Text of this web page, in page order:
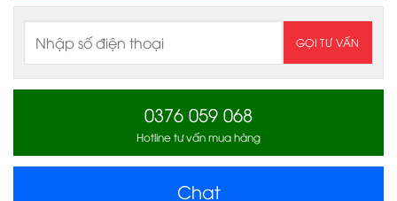
0376 059 068
Hotline tư vấn mua hàng
Chat